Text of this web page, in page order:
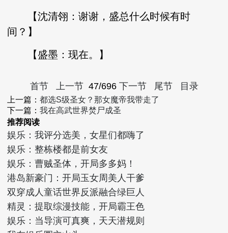
【沈清翎：谢谢，盛总什么时候有时
间？】
【盛墨：现在。】
首节 上一节 47/696 下一节 尾节 目录
上一篇：都选S级圣女？那女魔帝我带走了
下一篇：我在高武世界焚尸成圣
推荐阅读
娱乐：我评分选美，女星们都嗨了
娱乐：整栋楼都是前女友
娱乐：曹贼圣体，开局多多妈！
港岛新豪门：开局玉女周美人干爹
双穿成人童话世界反派融合绿巨人
精灵：提取综漫技能，开局霸王色
娱乐：当导演可真爽，天天潜规则